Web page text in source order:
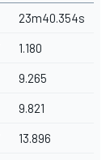
23m40.354s
1.180
9.265
9.821
13.896